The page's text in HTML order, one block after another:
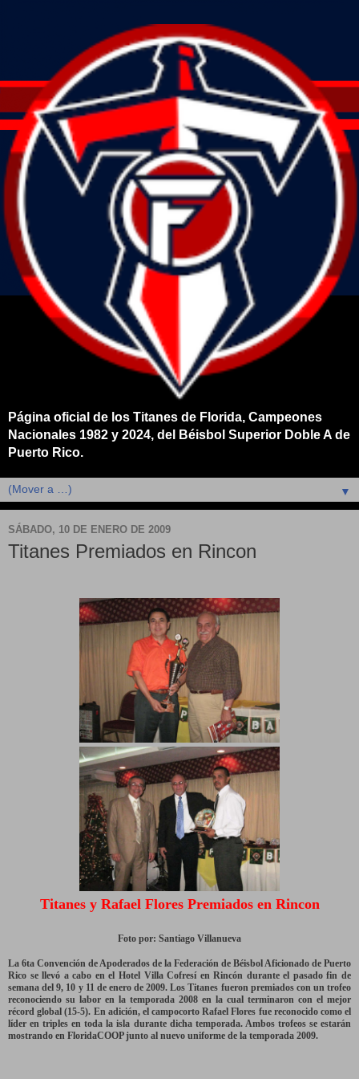
Página oficial de los Titanes de Florida, Campeones
Nacionales 1982 y 2024, del Béisbol Superior Doble A de
Puerto Rico.
▼
SÁBADO, 10 DE ENERO DE 2009
Titanes Premiados en Rincon
Titanes y Rafael Flores Premiados en Rincon
Foto por: Santiago Villanueva
La 6ta Convención de Apoderados de la Federación de Béisbol Aficionado de Puerto
Rico se llevó a cabo en el Hotel Villa Cofresí en Rincón durante el pasado fin de
semana del 9, 10 y 11 de enero de 2009. Los Titanes fueron premiados con un trofeo
reconociendo su labor en la temporada 2008 en la cual terminaron con el mejor
récord global (15-5). En adición, el campocorto Rafael Flores fue reconocido como el
líder en triples en toda la isla durante dicha temporada. Ambos trofeos se estarán
mostrando en FloridaCOOP junto al nuevo uniforme de la temporada 2009.